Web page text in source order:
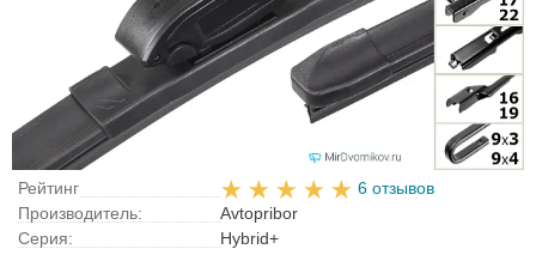
Рейтинг
6 отзывов
Производитель:
Avtopribor
Серия:
Hybrid+